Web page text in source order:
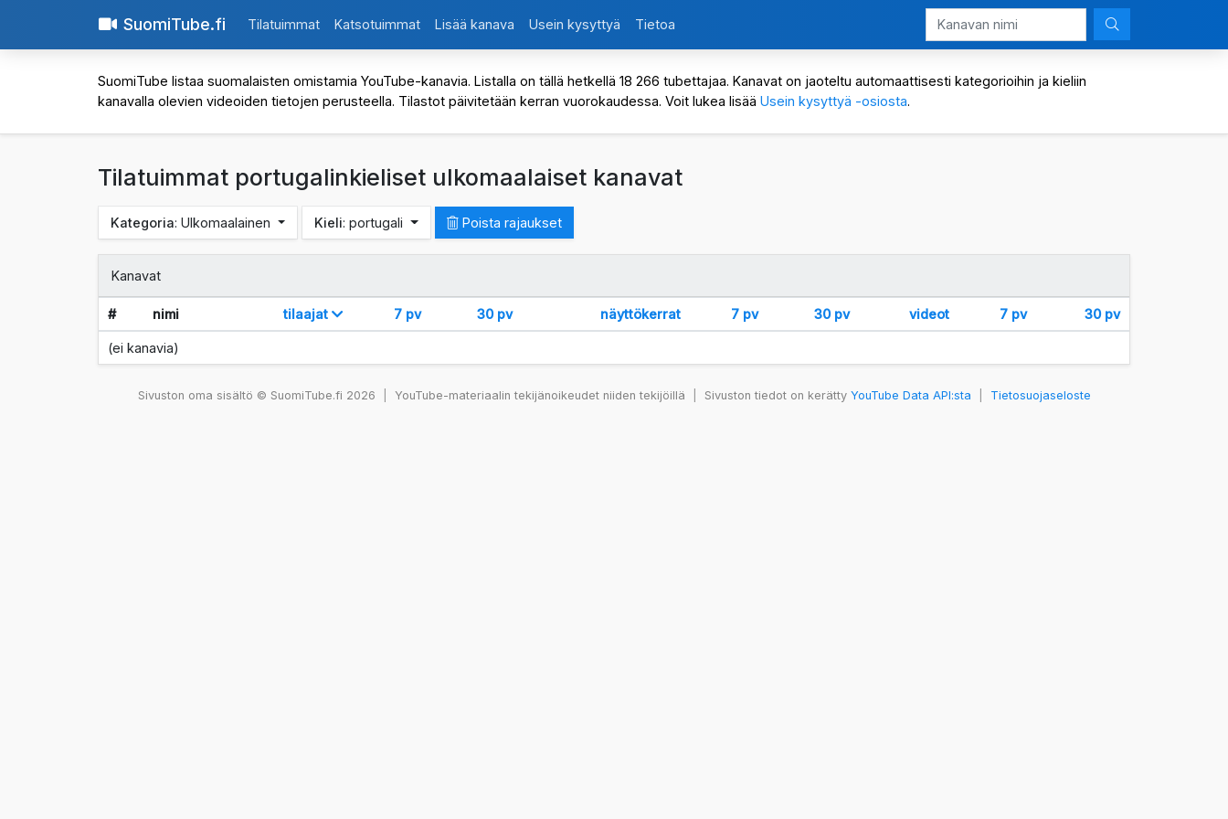
SuomiTube.fi Tilatuimmat Katsotuimmat Lisää kanava Usein kysyttyä Tietoa
SuomiTube listaa suomalaisten omistamia YouTube-kanavia. Listalla on tällä hetkellä 18 266 tubettajaa. Kanavat on jaoteltu automaattisesti kategorioihin ja kieliin
kanavalla olevien videoiden tietojen perusteella. Tilastot päivitetään kerran vuorokaudessa. Voit lukea lisää Usein kysyttyä -osiosta.
Tilatuimmat portugalinkieliset ulkomaalaiset kanavat
Kategoria: Ulkomaalainen Kieli: portugali Poista rajaukset
Kanavat
# nimi tilaajat 7 pv 30 pv näyttökerrat 7 pv 30 pv videot 7 pv 30 pv
(ei kanavia)
Sivuston oma sisältö © SuomiTube.fi 2026 YouTube-materiaalin tekijänoikeudet niiden tekijöillä Sivuston tiedot on kerätty YouTube Data API:sta Tietosuojaseloste